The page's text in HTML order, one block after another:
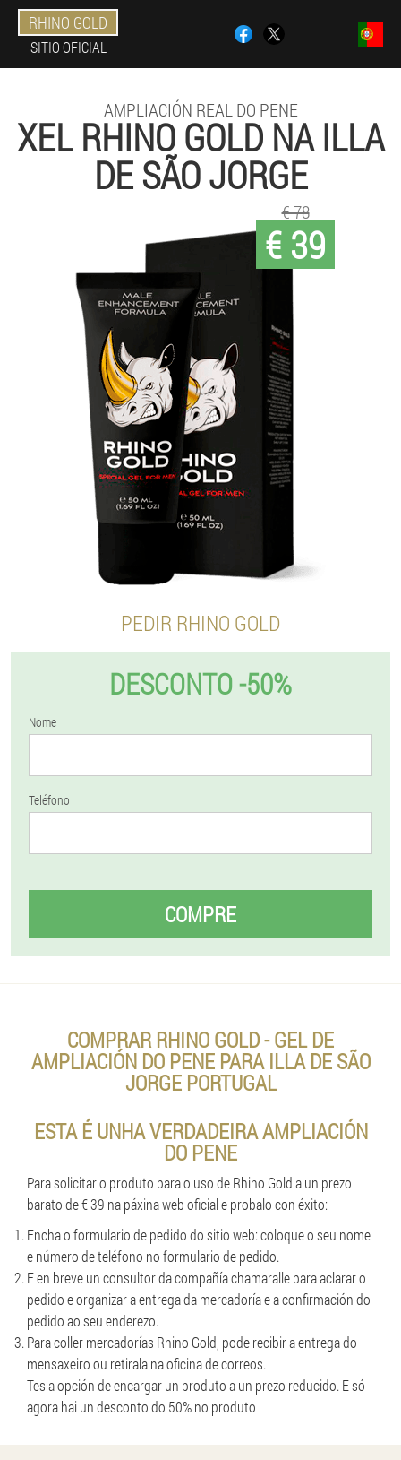
RHINO GOLD
SITIO OFICIAL
AMPLIACIÓN REAL DO PENE
XEL RHINO GOLD NA ILLA
DE SÃO JORGE
€ 39
€ 78
PEDIR RHINO GOLD
DESCONTO -50%
Nome
Teléfono
COMPRE
COMPRAR RHINO GOLD - GEL DE
AMPLIACIÓN DO PENE PARA ILLA DE SÃO
JORGE PORTUGAL
ESTA É UNHA VERDADEIRA AMPLIACIÓN
DO PENE
Para solicitar o produto para o uso de Rhino Gold a un prezo
barato de € 39 na páxina web oficial e probalo con éxito:
Encha o formulario de pedido do sitio web: coloque o seu nome
e número de teléfono no formulario de pedido.
E en breve un consultor da compañía chamaralle para aclarar o
pedido e organizar a entrega da mercadoría e a confirmación do
pedido ao seu enderezo.
Para coller mercadorías Rhino Gold, pode recibir a entrega do
mensaxeiro ou retirala na oficina de correos.
Tes a opción de encargar un produto a un prezo reducido. E só
agora hai un desconto do 50% no produto